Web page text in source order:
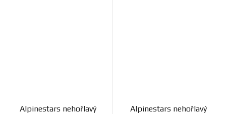
Alpinestars nehořlavý
Alpinestars nehořlavý